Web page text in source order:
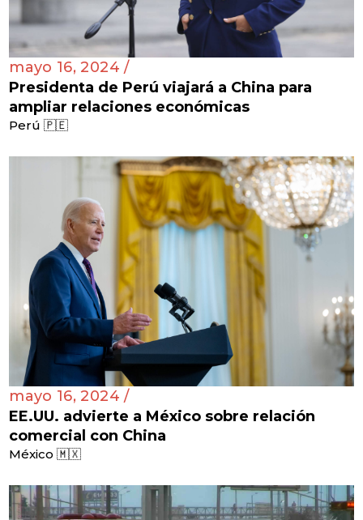
mayo 16, 2024 /
Presidenta de Perú viajará a China para
ampliar relaciones económicas
Perú 🇵🇪
mayo 16, 2024 /
EE.UU. advierte a México sobre relación
comercial con China
México 🇲🇽